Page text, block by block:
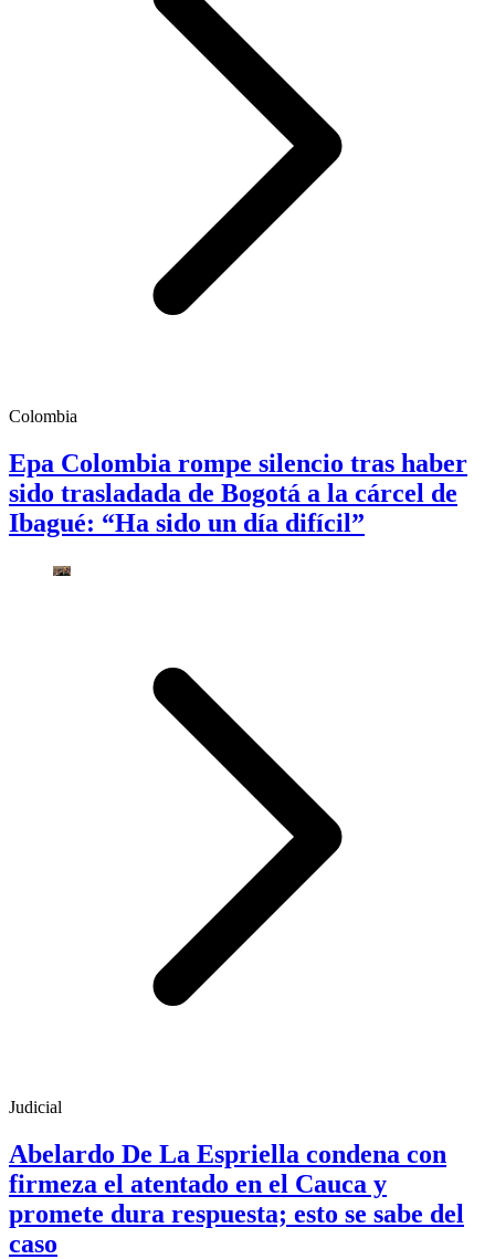
Colombia
Epa Colombia rompe silencio tras haber
sido trasladada de Bogotá a la cárcel de
Ibagué: “Ha sido un día difícil”
Judicial
Abelardo De La Espriella condena con
firmeza el atentado en el Cauca y
promete dura respuesta; esto se sabe del
caso